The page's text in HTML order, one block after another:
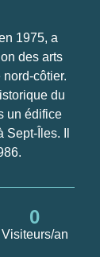
1975, a
des arts
côtier.
du
un édifice
Îles. Il
Visiteurs/an
0